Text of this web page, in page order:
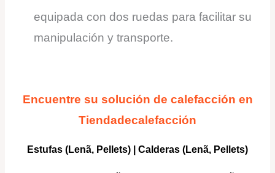
equipada con dos ruedas para facilitar su
manipulación y transporte.
Encuentre su solución de calefacción en
Tiendadecalefacción
Estufas (Lenã, Pellets) Calderas (Lenã, Pellets)